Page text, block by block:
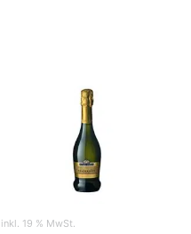
inkl. 19 % MwSt.